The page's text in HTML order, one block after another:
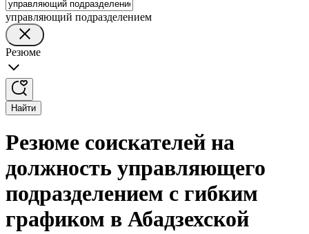
управляющий подразделением
Резюме
Найти
Резюме соискателей на
должность управляющего
подразделением с гибким
графиком в Абадзехской